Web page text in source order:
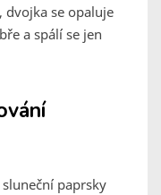
dvojka se opaluje
a spálí se jen
paprsky